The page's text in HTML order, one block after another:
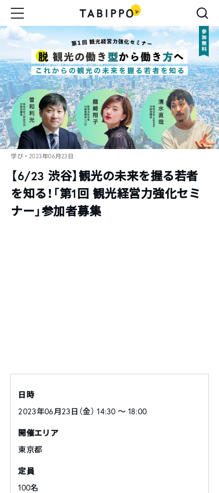
学び・2023年06月23日
【6/23 渋谷】観光の未来を握る若者
を知る！「第1回 観光経営力強化セミ
ナー」参加者募集
日時
2023年06月23日（金） 14:30 〜 18:00
開催エリア
東京都
定員
100名